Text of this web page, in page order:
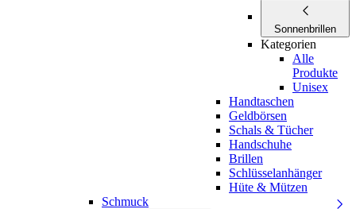
Sonnenbrillen
Kategorien
Alle
Produkte
Unisex
Handtaschen
Geldbörsen
Schals & Tücher
Handschuhe
Brillen
Schlüsselanhänger
Hüte & Mützen
Schmuck